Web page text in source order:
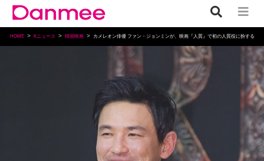
HOME Kニュース 韓国映画 カメレオン俳優 ファン・ジョンミンが、映画『人質』で初の人質役に扮する